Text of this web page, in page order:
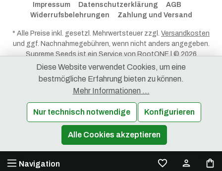
Navigation
In den Warenkorb
Impressum Datenschutzerklärung
AGB
Widerrufsbelehrungen
Zahlung und Versand
* Alle Preise inkl. gesetzl. Mehrwertsteuer zzgl. Versandkosten
und ggf. Nachnahmegebühren, wenn nicht anders angegeben.
Supreme Seeds ist ein Service vonRootONE| © 2026
RootONE - Alle Rechte vorbehalten.
Diese Website verwendet Cookies, um eine
bestmögliche Erfahrung bieten zu können.
Mehr Informationen ...
Nur technisch notwendige Konfigurieren
Alle Cookies akzeptieren